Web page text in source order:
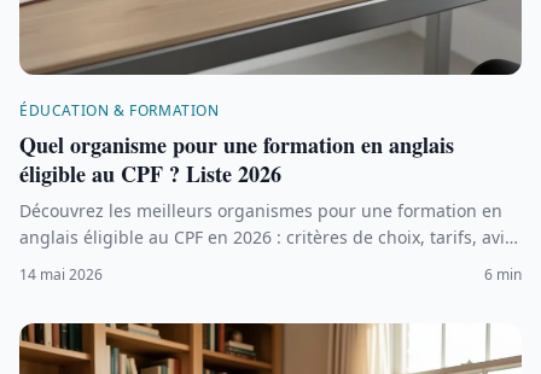
ÉDUCATION & FORMATION
Quel organisme pour une formation en anglais
éligible au CPF ? Liste 2026
Découvrez les meilleurs organismes pour une formation en
anglais éligible au CPF en 2026 : critères de choix, tarifs, avis
et étapes pour utiliser votre compte formation.
14 mai 2026 6 min